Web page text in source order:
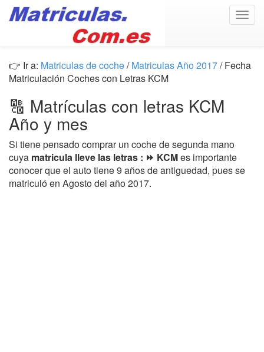
👉 Ir a: Matriculas de coche/Matriculas Año 2017/ Fecha
Matriculación Coches con Letras KCM
🔠 Matrículas con letras KCM
Año y mes
Si tiene pensado comprar un coche de segunda mano
cuya matricula lleve las letras : ⏩ KCMes importante
conocer que el auto tiene 9 años de antiguedad, pues se
matriculó en Agosto del año 2017.